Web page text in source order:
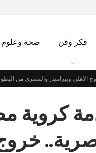
فكر وفن صحة وعلوم
وبيراميدز والمصري من
كروية
خروج